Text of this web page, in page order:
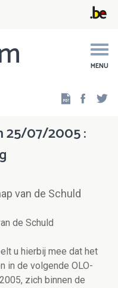
MENU
25/07/2005 :
van de Schuld
de Schuld
u hierbij mee dat het
in de volgende OLO-
zich binnen de